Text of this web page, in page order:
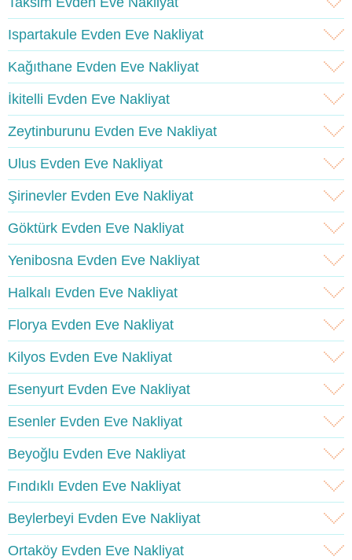
Ispartakule Evden Eve Nakliyat
Kağıthane Evden Eve Nakliyat
İkitelli Evden Eve Nakliyat
Zeytinburunu Evden Eve Nakliyat
Ulus Evden Eve Nakliyat
Şirinevler Evden Eve Nakliyat
Göktürk Evden Eve Nakliyat
Yenibosna Evden Eve Nakliyat
Halkalı Evden Eve Nakliyat
Florya Evden Eve Nakliyat
Kilyos Evden Eve Nakliyat
Esenyurt Evden Eve Nakliyat
Esenler Evden Eve Nakliyat
Beyoğlu Evden Eve Nakliyat
Fındıklı Evden Eve Nakliyat
Beylerbeyi Evden Eve Nakliyat
Ortaköy Evden Eve Nakliyat